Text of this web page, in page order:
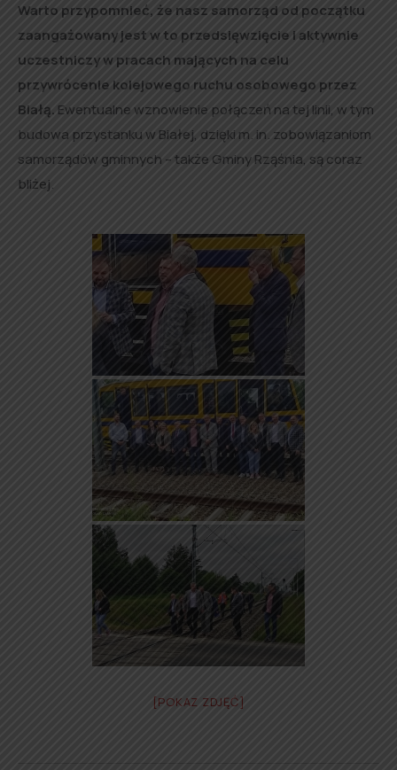
Warto przypomnieć, że nasz samorząd od początku
zaangażowany jest w to przedsięwzięcie i aktywnie
uczestniczy w pracach mających na celu
przywrócenie kolejowego ruchu osobowego przez
Białą. Ewentualne wznowienie połączeń na tej linii, w tym
budowa przystanku w Białej, dzięki m. in. zobowiązaniom
samorządów gminnych – także Gminy Rząśnia, są coraz
bliżej.
[POKAZ ZDJĘĆ]